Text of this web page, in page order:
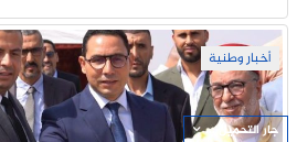
أخبار وطنية
جار التحميل ...